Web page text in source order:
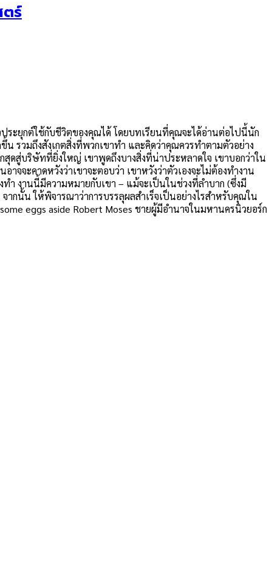
ตร์
ระยุกต์ใช้กับชีวิตของคุณได้ โดยบทเรียนที่คุณจะได้อ่านต่อไปนี้นัก
น รวมถึงสังเกตสิ่งที่พวกเขาทำ และคิดว่าคุณควรทำตามตัวอย่าง
สุดสู่บริษัทที่ยิ่งใหญ่ เขาพูดถึงบางสิ่งที่น่าประหลาดใจ เขาบอกว่าใน
จะคาดหวังว่าเขาจะตอบว่า เขาหวังว่าตัวเองจะไม่ต้องทำงาน
ำ งานนี้มีความหมายกับเขา – แม้จะเป็นในช่วงที่ลำบาก (ซึ่งมี
นั้น ให้พิจารณาว่าการบรรลุผลสำเร็จเป็นอย่างไรสำหรับคุณใน
eggs aside Robert Moses ชายผู้มีอำนาจในมหานครนิวยอร์ก